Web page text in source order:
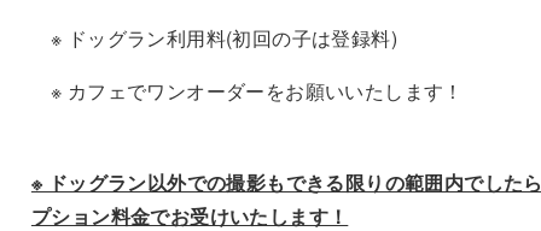
※ ドッグラン利用料(初回の子は登録料)
※ カフェでワンオーダーをお願いいたします！
※ ドッグラン以外での撮影もできる限りの範囲内でした
プション料金でお受けいたします！